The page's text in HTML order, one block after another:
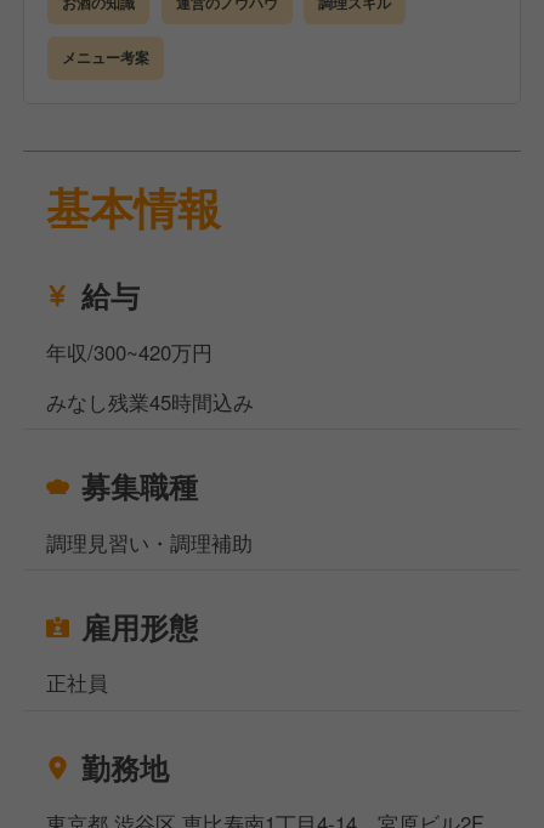
そして、当社では独立希望者には飲食店運営のノウハ
ウを惜しみなく伝授いたします！
メニュー考案
基本情報
給与
年収/300~420万円
みなし残業45時間込み
募集職種
調理見習い・調理補助
雇用形態
正社員
勤務地